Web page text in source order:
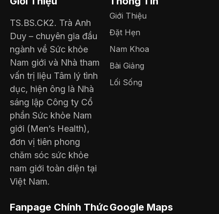
TS.BS.CK2. Trà Anh
Duy – chuyên gia đầu
ngành về Sức khỏe
Nam giới và Nhà tham
vấn trị liệu Tâm lý tình
dục, hiện ông là Nhà
sáng lập Công ty Cổ
phần Sức khỏe Nam
giới (Men’s Health),
đơn vị tiên phong
chăm sóc sức khỏe
nam giới toàn diện tại
Việt Nam.
Giới Thiệu
Đặt Hẹn
Nam Khoa
Bài Giảng
Lối Sống
Fanpage Chính ThứcGoogle Maps